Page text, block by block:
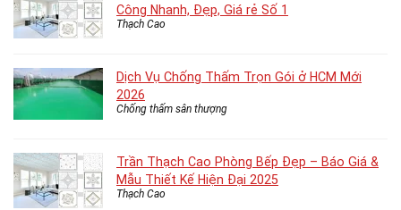
Công Nhanh, Đẹp, Giá rẻ Số 1
Thạch Cao
Dịch Vụ Chống Thấm Trọn Gói ở HCM Mới
2026
Chống thấm sân thượng
Trần Thạch Cao Phòng Bếp Đẹp – Báo Giá &
Mẫu Thiết Kế Hiện Đại 2025
Thạch Cao